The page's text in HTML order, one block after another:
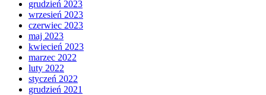
grudzień 2023
wrzesień 2023
czerwiec 2023
maj 2023
kwiecień 2023
marzec 2022
luty 2022
styczeń 2022
grudzień 2021